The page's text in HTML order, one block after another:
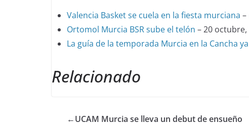
Valencia Basket se cuela en la fiesta murciana –
Ortomol Murcia BSR sube el telón – 20 octubre,
La guía de la temporada Murcia en la Cancha
Relacionado
←UCAM Murcia se lleva un debut de ensueño